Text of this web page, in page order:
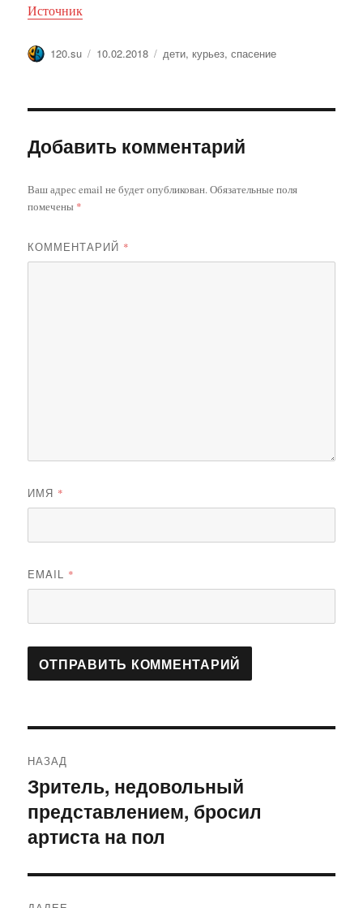
Источник
Автор
120.su Опубликовано
10.02.2018 Метки
дети, курьез,спасение
Добавить комментарий
Ваш адрес email не будет опубликован.Обязательные поля
помечены *
КОММЕНТАРИЙ *
ИМЯ *
EMAIL *
по
записям
НАЗАД
Предыдущая
запись:
Зритель, недовольный
представлением, бросил
артиста на пол